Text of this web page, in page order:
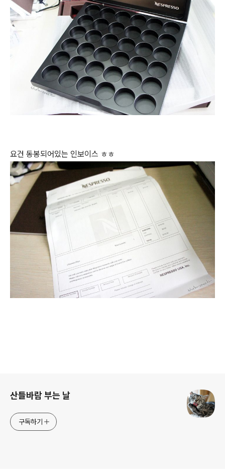
요건 동봉되어있는 인보이스 ㅎㅎ
산들바람 부는 날
구독하기